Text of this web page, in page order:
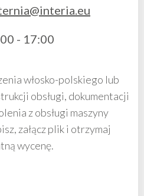
- 17:00
włosko-polskiego lub
obsługi, dokumentacji
z obsługi maszyny
załącz plik i otrzymaj
wycenę.